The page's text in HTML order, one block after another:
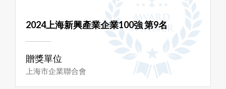
2024上海新興產業企業100強 第9名
贈獎單位
上海市企業聯合會